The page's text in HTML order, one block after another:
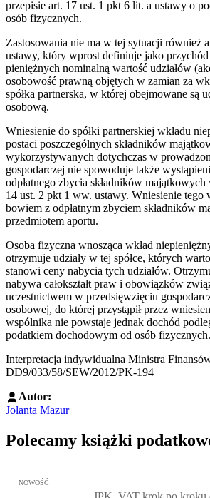
przepisie art. 17 ust. 1 pkt 6 lit. a ustawy o
osób fizycznych.
Zastosowania nie ma w tej sytuacji również
ustawy, który wprost definiuje jako przychód
pieniężnych nominalną wartość udziałów
osobowość prawną objętych w zamian za
spółka partnerska, w której obejmowane są
osobową.
Wniesienie do spółki partnerskiej wkładu
postaci poszczególnych składników
wykorzystywanych dotychczas w
gospodarczej nie spowoduje także
odpłatnego zbycia składników
14 ust. 2 pkt 1 ww. ustawy. Wniesienie tego
bowiem z odpłatnym zbyciem składników
przedmiotem aportu.
Osoba fizyczna wnosząca wkład
otrzymuje udziały w tej spółce, których
stanowi ceny nabycia tych udziałów.
nabywa całokształt praw i obowiązków
uczestnictwem w przedsięwzięciu
osobowej, do której przystąpił przez
wspólnika nie powstaje jednak dochód
podatkiem dochodowym od osób fizycznych.
Interpretacja indywidualna Ministra
DD9/033/58/SEW/2012/PK-194
Autor:
Jolanta Mazur
Polecamy książki
Przejdź do: JPK_VAT krok po kroku
NOWOŚĆ